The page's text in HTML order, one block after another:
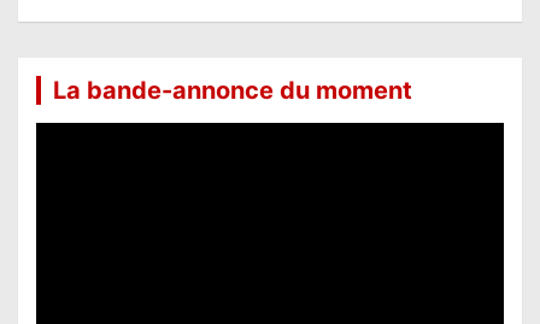
La bande-annonce du moment